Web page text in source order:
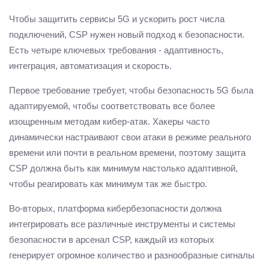
Чтобы защитить сервисы 5G и ускорить рост числа
подключений, CSP нужен новый подход к безопасности.
Есть четыре ключевых требования - адаптивность,
интеграция, автоматизация и скорость.
Первое требование требует, чтобы безопасность 5G была
адаптируемой, чтобы соответствовать все более
изощренным методам кибер-атак. Хакеры часто
динамически настраивают свои атаки в режиме реального
времени или почти в реальном времени, поэтому защита
CSP должна быть как минимум настолько адаптивной,
чтобы реагировать как минимум так же быстро.
Во-вторых, платформа кибербезопасности должна
интегрировать все различные инструменты и системы
безопасности в арсенал CSP, каждый из которых
генерирует огромное количество и разнообразные сигналы